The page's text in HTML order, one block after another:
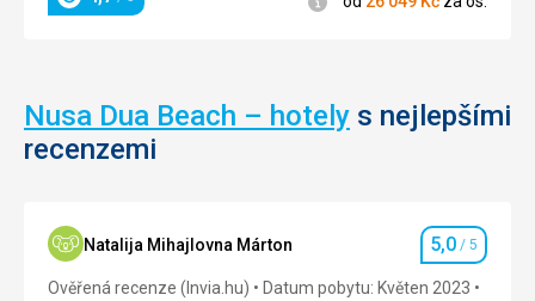
Hodnocení
Nusa Dua Beach – hotely s nejlepšími
recenzemi
Natalija Mihajlovna Márton Hodnocení
5,0 / 5
Ověřená recenze (Invia.hu)
Datum pobytu: Květen 2023